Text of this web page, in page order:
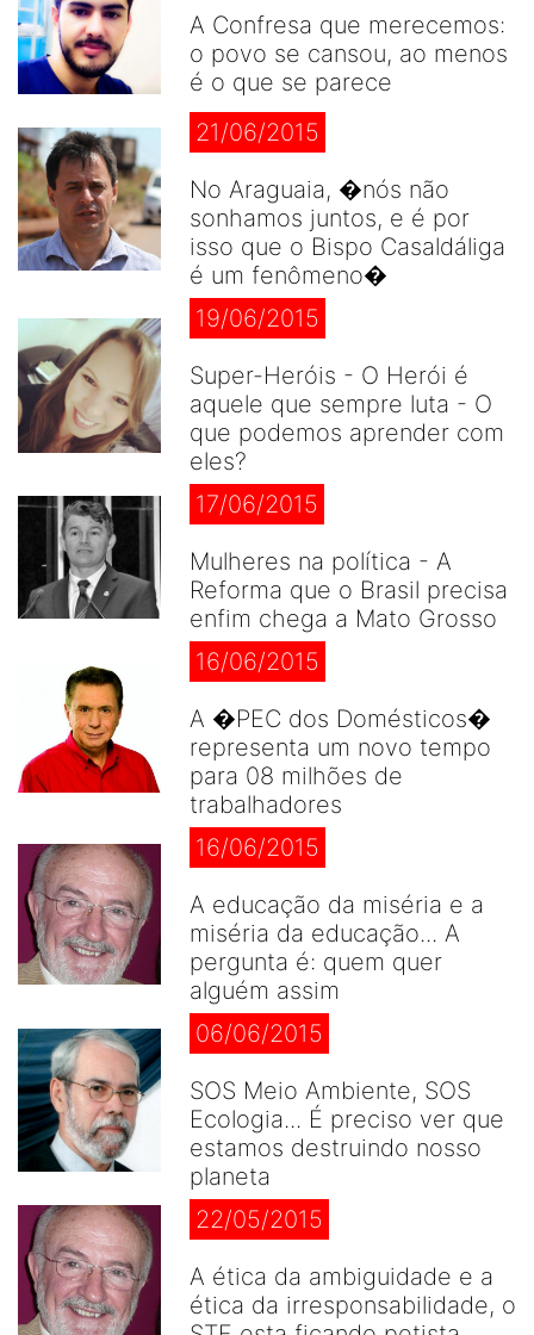
A Confresa que merecemos:
o povo se cansou, ao menos
é o que se parece
21/06/2015
No Araguaia, �nós não
sonhamos juntos, e é por
isso que o Bispo Casaldáliga
é um fenômeno�
19/06/2015
Super-Heróis - O Herói é
aquele que sempre luta - O
que podemos aprender com
eles?
17/06/2015
Mulheres na política - A
Reforma que o Brasil precisa
enfim chega a Mato Grosso
16/06/2015
A �PEC dos Domésticos�
representa um novo tempo
para 08 milhões de
trabalhadores
16/06/2015
A educação da miséria e a
miséria da educação... A
pergunta é: quem quer
alguém assim
06/06/2015
SOS Meio Ambiente, SOS
Ecologia... É preciso ver que
estamos destruindo nosso
planeta
22/05/2015
A ética da ambiguidade e a
ética da irresponsabilidade, o